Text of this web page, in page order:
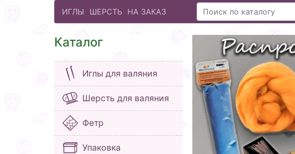
ИГЛЫ ШЕРСТЬ НА ЗАКАЗ
Каталог
Иглы для валяния
Шерсть для валяния
Фетр
Упаковка